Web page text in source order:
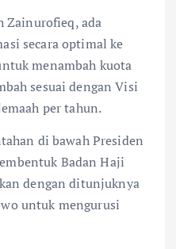
Zainurofieq, ada
secara optimal ke
menambah kuota
sesuai dengan Visi
per tahun.
di bawah Presiden
Badan Haji
dengan ditunjuknya
untuk mengurusi